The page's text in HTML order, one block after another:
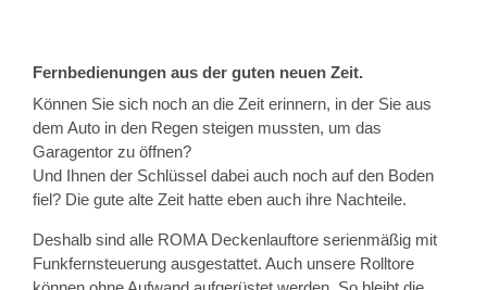
Fernbedienungen aus der guten neuen Zeit.
Können Sie sich noch an die Zeit erinnern, in der Sie aus
dem Auto in den Regen steigen mussten, um das
Garagentor zu öffnen?
Und Ihnen der Schlüssel dabei auch noch auf den Boden
fiel? Die gute alte Zeit hatte eben auch ihre Nachteile.
Deshalb sind alle ROMA Deckenlauftore serienmäßig mit
Funkfernsteuerung ausgestattet. Auch unsere Rolltore